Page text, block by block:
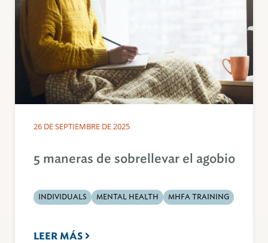
26 DE SEPTIEMBRE DE 2025
5 maneras de sobrellevar el agobio
INDIVIDUALS MENTAL HEALTH MHFA TRAINING
LEER MÁS